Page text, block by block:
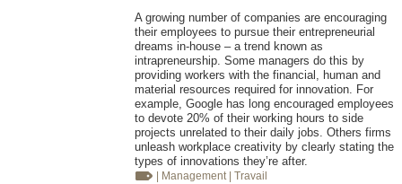
A growing number of companies are encouraging
their employees to pursue their entrepreneurial
dreams in-house – a trend known as
intrapreneurship. Some managers do this by
providing workers with the financial, human and
material resources required for innovation. For
example, Google has long encouraged employees
to devote 20% of their working hours to side
projects unrelated to their daily jobs. Others firms
unleash workplace creativity by clearly stating the
types of innovations they’re after.
| Management | Travail